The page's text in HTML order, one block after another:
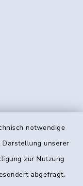
notwendige
Darstellung unserer
zur Nutzung
abgefragt.